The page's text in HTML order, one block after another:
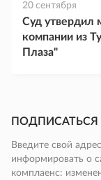
20 сентября
Суд утвердил
компании из
Плаза"
ПОДПИСАТЬСЯ
Введите свой
информировать о
комплаенс: